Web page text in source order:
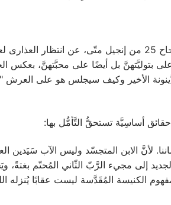
بعد أنْ تَحدَّث الرَّبُّ يسوع المسيح في بداية الإصحاح 25
بتوليَّتهنَّ بل أيضًا على محبَّتهنَّ، بعكس
في يوم الدَّينونة الأخير وكيف سيجلس هو
حقائق أساسِيَّة تستحقُّ التَّأمُّل بها:
لأنَّ الابن المتجسّد وليس الآب سَيَدين
(يوحنّا 27:5). يُهيّئنا العهد الجديد إلى مجيء الرَّبّ
الكنيسة المُقَدَّسة ليست عقابًا يُنزله